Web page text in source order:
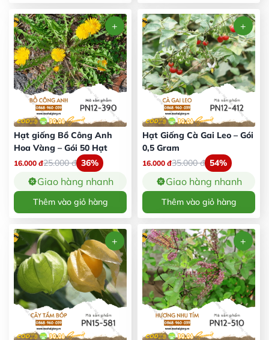
Hạt giống Bồ Công Anh
Hoa Vàng – Gói 50 Hạt
16.000 đ25.000đ 36%
Giao hàng nhanh
Thêm vào giỏ hàng
Hạt Giống Cà Gai Leo – Gói
0,5 Gram
16.000 đ35.000đ 54%
Giao hàng nhanh
Thêm vào giỏ hàng